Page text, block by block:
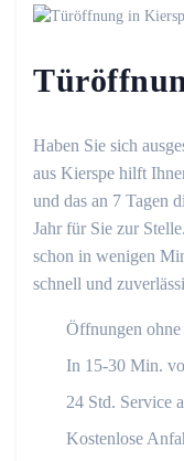
Haben Sie sich
aus Kierspe hilft
und das an 7 Tagen
Jahr für Sie zur
schon in wenigen
schnell und
Öffnungen ohne
In 15-30 Min.
24 Std. Service
Kostenlose